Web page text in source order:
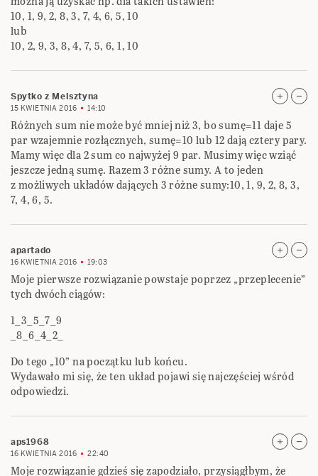
10, 1, 9, 2, 8, 3, 7, 4, 6, 5, 10
lub
10, 2, 9, 3, 8, 4, 7, 5, 6, 1, 10
Spytko z Melsztyna
15 KWIETNIA 2016 14:10
Różnych sum nie może być mniej niż 3, bo sumę=11 daje 5
par wzajemnie rozłącznych, sumę=10 lub 12 dają cztery pary.
Mamy więc dla 2 sum co najwyżej 9 par. Musimy więc wziąć
jeszcze jedną sumę. Razem 3 różne sumy. A to jeden
z możliwych układów dających 3 różne sumy:10, 1, 9, 2, 8, 3,
7, 4, 6, 5.
apartado
16 KWIETNIA 2016 19:03
Moje pierwsze rozwiązanie powstaje poprzez „przeplecenie”
tych dwóch ciągów:
1_3_5_7_9
_8_6_4_2_
Do tego „10” na początku lub końcu.
Wydawało mi się, że ten układ pojawi się najczęściej wśród
odpowiedzi.
aps1968
16 KWIETNIA 2016 22:40
Moje rozwiązanie gdzieś się zapodziało, przysiągłbym, że